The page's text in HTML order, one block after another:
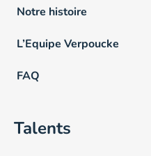
Notre histoire
L’Equipe Verpoucke
FAQ
Talents